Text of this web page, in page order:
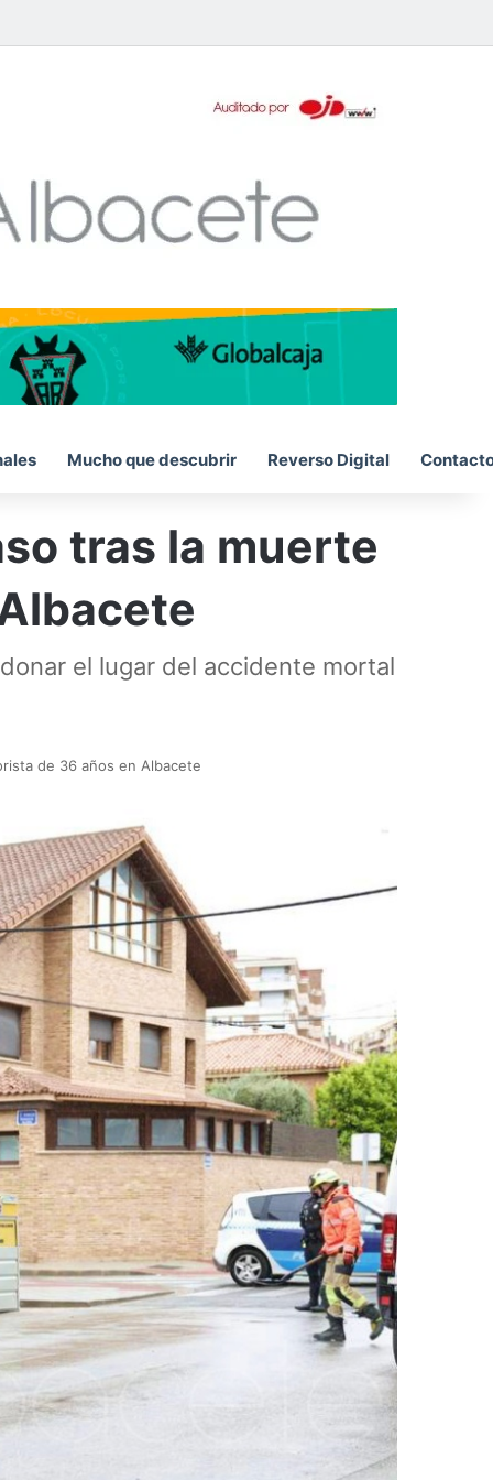
Mucho que descubrir Reverso Digital
tras la muerte
el lugar del accidente mortal
de 36 años en Albacete